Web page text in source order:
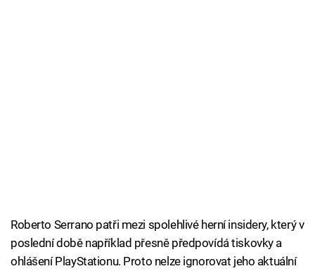
Roberto Serrano patři mezi spolehlivé herní insidery, který v
poslední době například přesně předpovídá tiskovky a
ohlášení PlayStationu. Proto nelze ignorovat jeho aktuální